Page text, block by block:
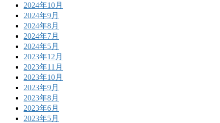
2024年10月
2024年9月
2024年8月
2024年7月
2024年5月
2023年12月
2023年11月
2023年10月
2023年9月
2023年8月
2023年6月
2023年5月